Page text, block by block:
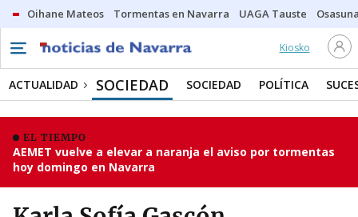
Oihane Mateos Tormentas en Navarra UAGA Tauste
Kiosko
ACTUALIDAD SOCIEDAD SOCIEDAD POLÍTICA
EL TIEMPO
AEMET vuelve a elevar a naranja el aviso por tormentas
hoy domingo en Navarra